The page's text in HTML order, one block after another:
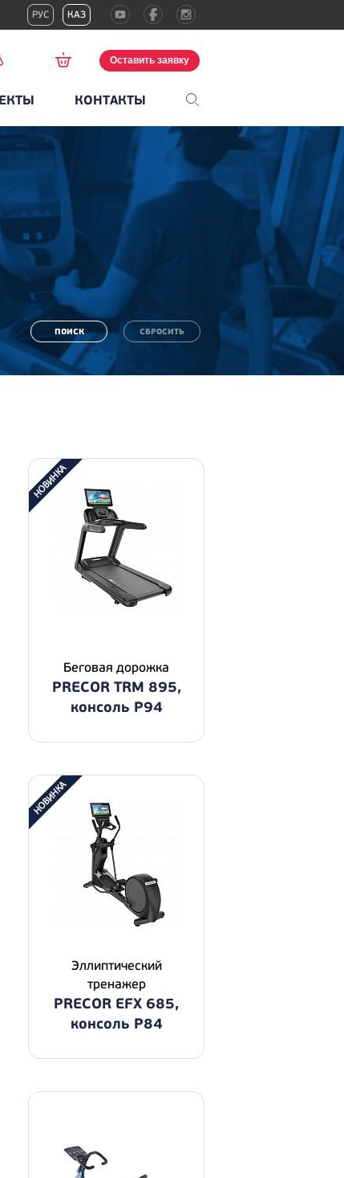
РУС КАЗ
Оставить заявку
КОНТАКТЫ
Беговая дорожка
PRECOR TRM 895,
консоль P94
Эллиптический
тренажер
PRECOR EFX 685,
консоль P84